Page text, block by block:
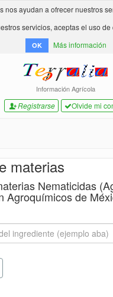
nos ayudan a ofrecer nuestros
servicios, aceptas el uso de
OK Más información
Información Agrícola
Registrarse Olvide mi
materias
Nematicidas
Agroquímicos de